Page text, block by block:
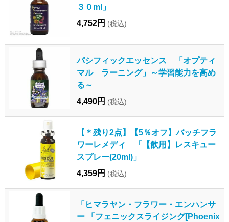
３０ml」
4,752円 (税込)
パシフィックエッセンス 「オプティ
マル ラーニング」～学習能力を高め
る～
4,490円 (税込)
【＊残り2点】【5％オフ】バッチフラ
ワーレメディ 「【飲用】レスキュー
スプレー(20ml)」
4,359円 (税込)
「ヒマラヤン・フラワー・エンハンサ
ー 「フェニックスライジング[Phoenix